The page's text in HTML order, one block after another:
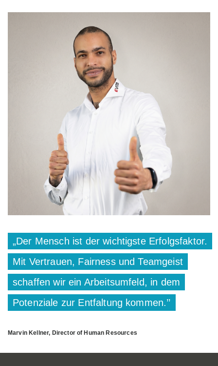
„Der Mensch ist der wichtigste Erfolgsfaktor.
Mit Vertrauen, Fairness und Teamgeist
schaffen wir ein Arbeitsumfeld, in dem
Potenziale zur Entfaltung kommen.’’
Marvin Kellner, Director of Human Resources